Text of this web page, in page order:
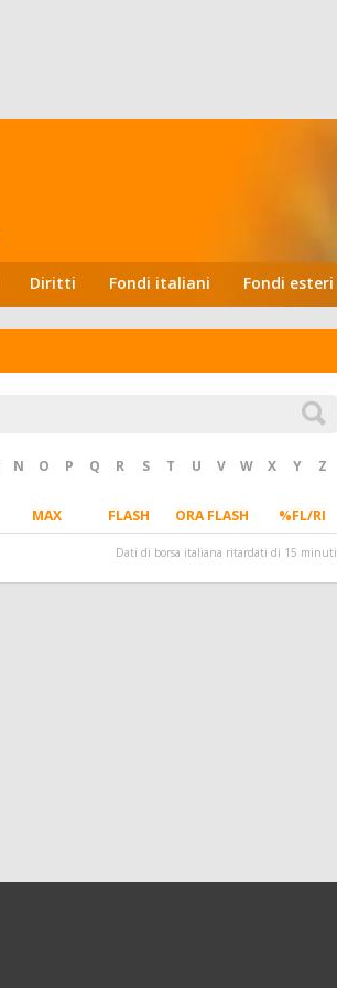
Diritti Fondi italiani Fondi esteri
N O P Q R S T U V W X Y Z
MAX FLASH ORA FLASH %FL/RI
Dati di borsa italiana ritardati di 15 minuti